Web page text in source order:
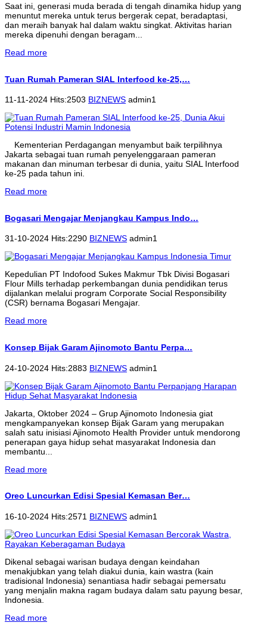
Saat ini, generasi muda berada di tengah dinamika hidup yang
menuntut mereka untuk terus bergerak cepat, beradaptasi,
dan meraih banyak hal dalam waktu singkat. Aktivitas harian
mereka dipenuhi dengan beragam...
Read more
Tuan Rumah Pameran SIAL Interfood ke-25,…
11-11-2024 Hits:2503 BIZNEWS admin1
Kementerian Perdagangan menyambut baik terpilihnya
Jakarta sebagai tuan rumah penyelenggaraan pameran
makanan dan minuman terbesar di dunia, yaitu SIAL Interfood
ke-25 pada tahun ini.
Read more
Bogasari Mengajar Menjangkau Kampus Indo…
31-10-2024 Hits:2290 BIZNEWS admin1
Kepedulian PT Indofood Sukes Makmur Tbk Divisi Bogasari
Flour Mills terhadap perkembangan dunia pendidikan terus
dijalankan melalui program Corporate Social Responsibility
(CSR) bernama Bogasari Mengajar.
Read more
Konsep Bijak Garam Ajinomoto Bantu Perpa…
24-10-2024 Hits:2883 BIZNEWS admin1
Jakarta, Oktober 2024 – Grup Ajinomoto Indonesia giat
mengkampanyekan konsep Bijak Garam yang merupakan
salah satu inisiasi Ajinomoto Health Provider untuk mendorong
penerapan gaya hidup sehat masyarakat Indonesia dan
membantu...
Read more
Oreo Luncurkan Edisi Spesial Kemasan Ber…
16-10-2024 Hits:2571 BIZNEWS admin1
Dikenal sebagai warisan budaya dengan keindahan
menakjubkan yang telah diakui dunia, kain wastra (kain
tradisional Indonesia) senantiasa hadir sebagai pemersatu
yang menjalin makna ragam budaya dalam satu payung besar,
Indonesia.
Read more